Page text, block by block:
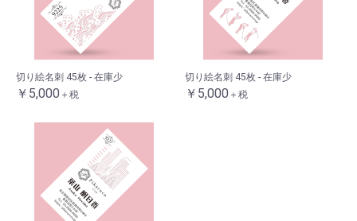
切り絵名刺 45枚 - 在庫少
￥5,000 ＋税
切り絵名刺 45枚 - 在庫少
￥5,000 ＋税